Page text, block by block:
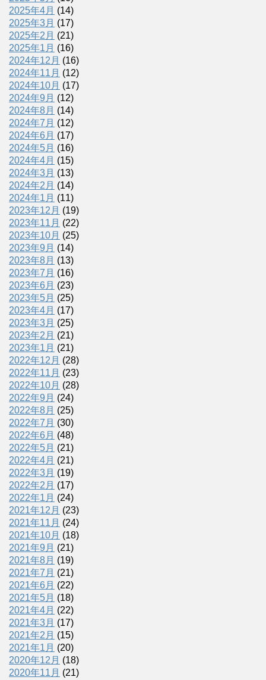
2025年4月 (14)
2025年3月 (17)
2025年2月 (21)
2025年1月 (16)
2024年12月 (16)
2024年11月 (12)
2024年10月 (17)
2024年9月 (12)
2024年8月 (14)
2024年7月 (12)
2024年6月 (17)
2024年5月 (16)
2024年4月 (15)
2024年3月 (13)
2024年2月 (14)
2024年1月 (11)
2023年12月 (19)
2023年11月 (22)
2023年10月 (25)
2023年9月 (14)
2023年8月 (13)
2023年7月 (16)
2023年6月 (23)
2023年5月 (25)
2023年4月 (17)
2023年3月 (25)
2023年2月 (21)
2023年1月 (21)
2022年12月 (28)
2022年11月 (23)
2022年10月 (28)
2022年9月 (24)
2022年8月 (25)
2022年7月 (30)
2022年6月 (48)
2022年5月 (21)
2022年4月 (21)
2022年3月 (19)
2022年2月 (17)
2022年1月 (24)
2021年12月 (23)
2021年11月 (24)
2021年10月 (18)
2021年9月 (21)
2021年8月 (19)
2021年7月 (21)
2021年6月 (22)
2021年5月 (18)
2021年4月 (22)
2021年3月 (17)
2021年2月 (15)
2021年1月 (20)
2020年12月 (18)
2020年11月 (21)